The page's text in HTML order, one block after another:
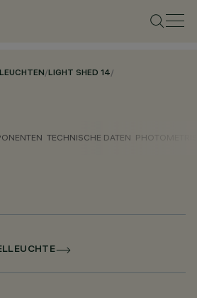
/LIGHT SHED 14/
TECHNISCHE DATEN